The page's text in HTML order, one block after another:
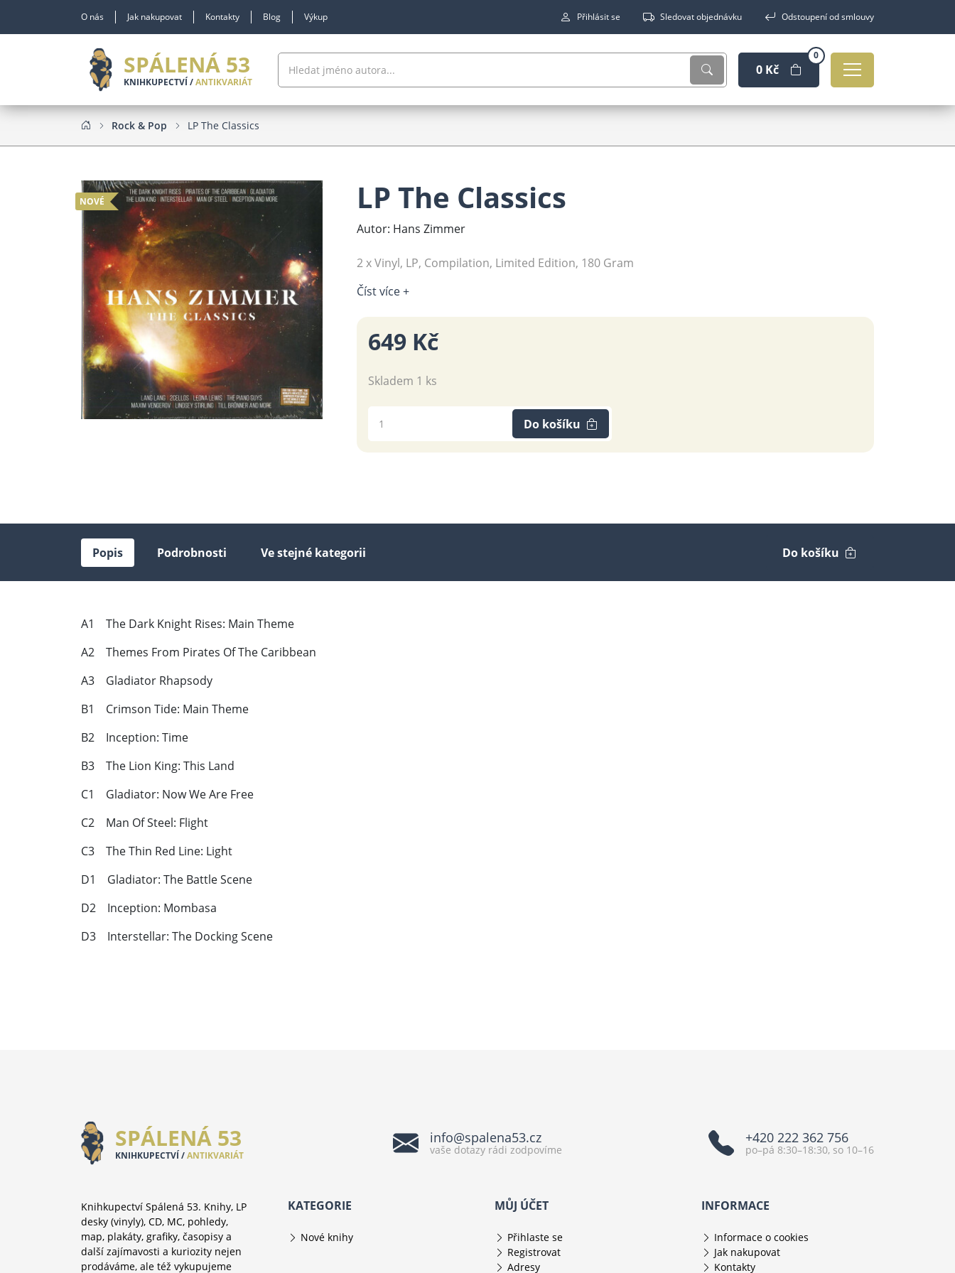
O nás Jak nakupovat Kontakty Blog Výkup Přihlásit se Sledovat objednávku Odstoupení od smlouvy
SPÁLENÁ 53
KNIHKUPECTVÍ /ANTIKVARIÁT
0 Kč
0
Rock & Pop LP The Classics
NOVÉ LP The Classics
Autor: Hans Zimmer
2 x Vinyl, LP, Compilation, Limited Edition, 180 Gram
Číst více +
649 Kč
Skladem 1 ks
Do košíku
Popis Podrobnosti Ve stejné kategorii Do košíku
A1 The Dark Knight Rises: Main Theme
A2 Themes From Pirates Of The Caribbean
A3 Gladiator Rhapsody
B1 Crimson Tide: Main Theme
B2 Inception: Time
B3 The Lion King: This Land
C1 Gladiator: Now We Are Free
C2 Man Of Steel: Flight
C3 The Thin Red Line: Light
D1 Gladiator: The Battle Scene
D2 Inception: Mombasa
D3 Interstellar: The Docking Scene
SPÁLENÁ 53
KNIHKUPECTVÍ /ANTIKVARIÁT
info@spalena53.cz
vaše dotazy rádi zodpovíme
+420 222 362 756
po–pá 8:30–18:30, so 10–16
Knihkupectví Spálená 53. Knihy, LP
desky (vinyly), CD, MC, pohledy,
map, plakáty, grafiky, časopisy a
další zajímavosti a kuriozity nejen
prodáváme, ale též vykupujeme
KATEGORIE
Nové knihy
MŮJ ÚČET
Přihlaste se
Registrovat
Adresy
INFORMACE
Informace o cookies
Jak nakupovat
Kontakty